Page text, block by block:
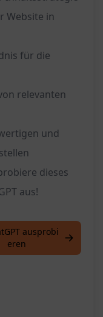
Website in
für die
relevanten
und
dieses
aus!
ausprobi
eren